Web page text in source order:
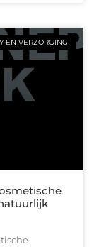
EN VERZORGING